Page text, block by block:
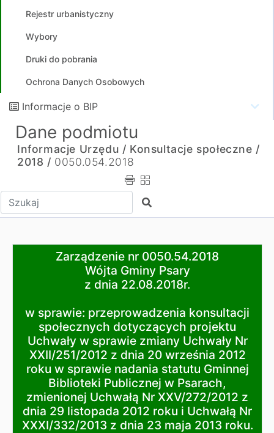
Rejestr urbanistyczny
Wybory
Druki do pobrania
Ochrona Danych Osobowych
Informacje o BIP
Dane podmiotu
Informacje Urzędu / Konsultacje społeczne /
2018 / 0050.054.2018
Wpisz tekst do wyszukania Szukaj
Zarządzenie nr 0050.54.2018
Wójta Gminy Psary
z dnia 22.08.2018r.
w sprawie: przeprowadzenia konsultacji społecznych
Zarządzenie nr 0050.54.2018
Wójta Gminy Psary
z dnia 22.08.2018r.
w sprawie: przeprowadzenia konsultacji
społecznych dotyczących projektu
Uchwały w sprawie zmiany Uchwały Nr
XXII/251/2012 z dnia 20 września 2012
roku w sprawie nadania statutu Gminnej
Biblioteki Publicznej w Psarach,
zmienionej Uchwałą Nr XXV/272/2012 z
dnia 29 listopada 2012 roku i Uchwałą Nr
XXXI/332/2013 z dnia 23 maja 2013 roku.